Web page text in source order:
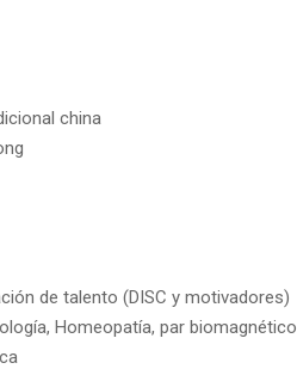
china
de talento (DISC y motivadores)
Homeopatía, par biomagnético